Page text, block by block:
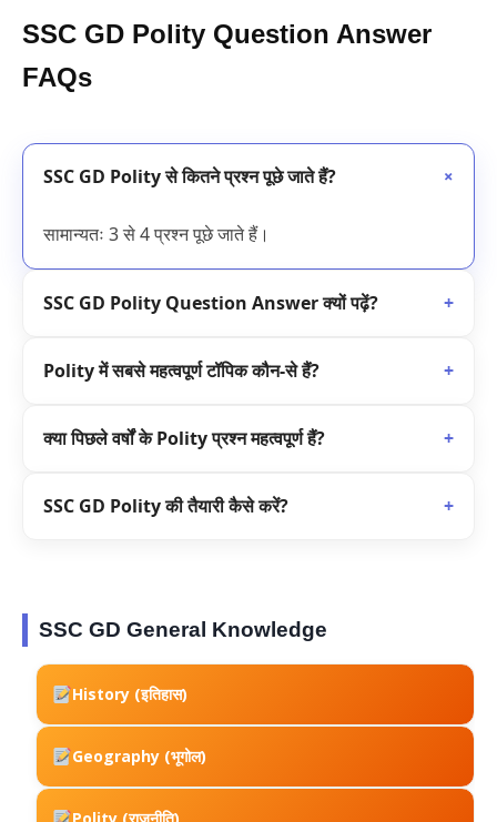
SSC GD Polity Question Answer
FAQs
SSC GD Polity से कितने प्रश्न पूछे जाते हैं? +
सामान्यतः 3 से 4 प्रश्न पूछे जाते हैं।
SSC GD Polity Question Answer क्यों पढ़ें?
+
Polity में सबसे महत्वपूर्ण टॉपिक कौन-से हैं?
+
क्या पिछले वर्षों के Polity प्रश्न महत्वपूर्ण हैं?
+
SSC GD Polity की तैयारी कैसे करें?
+
SSC GD General Knowledge
History (इतिहास)
Geography (भूगोल)